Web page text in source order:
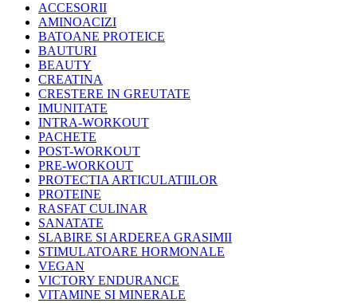
ACCESORII
AMINOACIZI
BATOANE PROTEICE
BAUTURI
BEAUTY
CREATINA
CRESTERE IN GREUTATE
IMUNITATE
INTRA-WORKOUT
PACHETE
POST-WORKOUT
PRE-WORKOUT
PROTECTIA ARTICULATIILOR
PROTEINE
RASFAT CULINAR
SANATATE
SLABIRE SI ARDEREA GRASIMII
STIMULATOARE HORMONALE
VEGAN
VICTORY ENDURANCE
VITAMINE SI MINERALE